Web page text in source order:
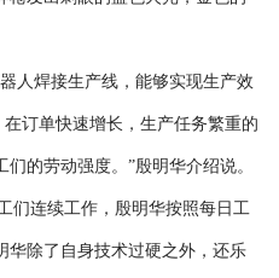
人焊接生产线，能够实现生产效
订单快速增长，生产任务繁重的
的劳动强度。”殷明华介绍说。
连续工作，殷明华按照每日工
华除了自身技术过硬之外，还乐